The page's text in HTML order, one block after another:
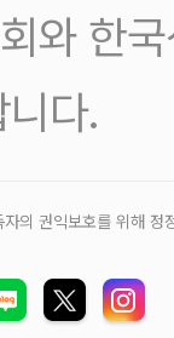
와 한
다.
의 권익보호를 위해